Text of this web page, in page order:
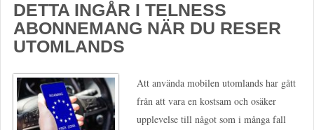
DETTA INGÅR I TELNESS
ABONNEMANG NÄR DU RESER
UTOMLANDS
Att använda mobilen utomlands har gått
från att vara en kostsam och osäker
upplevelse till något som i många fall